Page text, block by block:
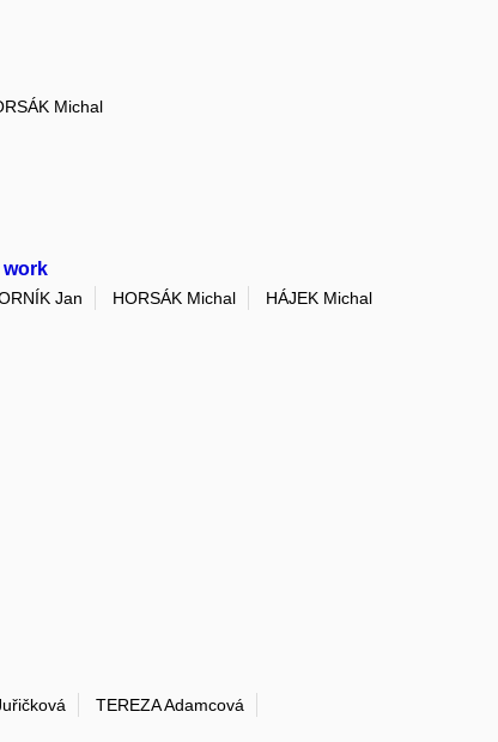
Michal
work
Jan HORSÁK Michal
HÁJEK Michal
TEREZA Adamcová